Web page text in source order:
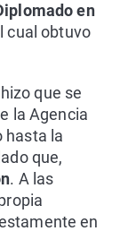
en
cual obtuvo
que se
la Agencia
hasta la
que,
. A las
en